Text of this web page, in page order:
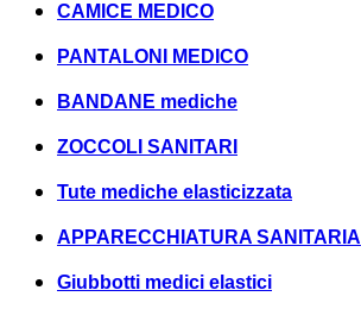
CAMICE MEDICO
PANTALONI MEDICO
BANDANE mediche
ZOCCOLI SANITARI
Tute mediche elasticizzata
APPARECCHIATURA SANITARIA
Giubbotti medici elastici